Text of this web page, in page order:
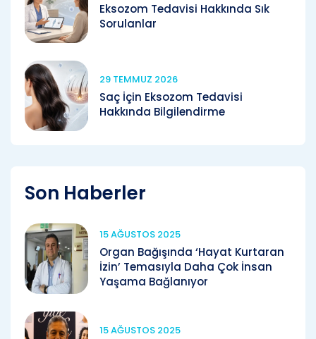
Eksozom Tedavisi Hakkında Sık
Sorulanlar
29 TEMMUZ 2026
Saç İçin Eksozom Tedavisi
Hakkında Bilgilendirme
Son Haberler
15 AĞUSTOS 2025
Organ Bağışında ‘Hayat Kurtaran
İzin’ Temasıyla Daha Çok İnsan
Yaşama Bağlanıyor
15 AĞUSTOS 2025